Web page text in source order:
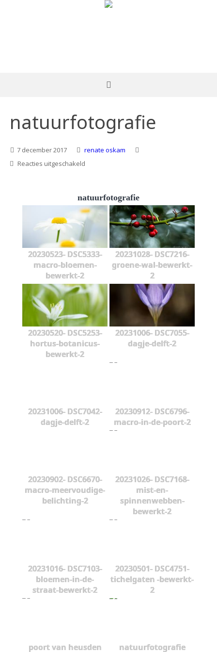
natuurfotografie
7 december 2017
renate oskam
Reacties uitgeschakeld
natuurfotografie
20230523- DSC5333-
macro-bloemen-
bewerkt-2
20231028- DSC7216-
groene-wal-bewerkt-
2
20230520- DSC5253-
hortus-botanicus-
bewerkt-2
20231006- DSC7055-
dagje-delft-2
20231006- DSC7042-
dagje-delft-2
20230912- DSC6796-
macro-in-de-poort-2
20230902- DSC6670-
macro-meervoudige-
belichting-2
20231026- DSC7168-
mist-en-
spinnenwebben-
bewerkt-2
20231016- DSC7103-
bloemen-in-de-
straat-bewerkt-2
20230501- DSC4751-
tichelgaten -bewerkt-
2
poort van heusden natuurfotografie